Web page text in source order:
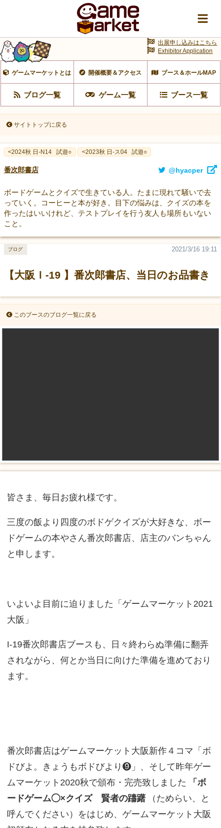
ゲームマーケットとは 開催概要＆アクセス ブース＆ホールMAP
ブログ一覧 ゲーム一覧 ブース一覧
出展申し込みはこちら
Exhibitor Application
サイトトップに戻る
<2024秋 日-N14 試遊○ <2023秋 日-ス04 試遊○
番次郎書店 @hyacper
ボードゲームとクイズで生きている人。たまに現れて騒いで去
っていく。コーヒーと本が好き。目下の悩みは、クイズの本を
作ったはいいけれど、テストプレイを行う友人も場所もいない
こと。
【大阪Ｉ-19 】番次郎書店、当日のお品書き
2021/3/16 19:11
ブログ
このブースのブログ一覧に戻る
皆さま、毎日お疲れ様です。
三度の飯より四度のボドゲクイズが大好きな、ボー
ドゲームの本やさん番次郎書店、店主のバンちゃん
と申します。
いよいよ目前に迫りました「ゲームマーケット2021
大阪」
I-19番次郎書店ブースも、日々終わらぬ準備に翻弄
されながら、何とか当日に向けた準備を進めており
ます。
番次郎書店はゲームマーケット大阪新作４コマ「ボ
ドびよ。きょうもボドびより❾」、そして昨年ゲー
ムマーケット2020秋で頒布・完売致しました
「ボ
ードゲーム◯×クイズ 賢者の躊躇
（ためらい、と
呼んでください）をはじめ、ゲームマーケット大阪